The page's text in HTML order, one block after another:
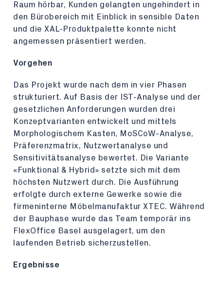
Raum hörbar, Kunden gelangten ungehindert in
den Bürobereich mit Einblick in sensible Daten
und die XAL-Produktpalette konnte nicht
angemessen präsentiert werden.
Vorgehen
Das Projekt wurde nach dem in vier Phasen
strukturiert. Auf Basis der IST-Analyse und der
gesetzlichen Anforderungen wurden drei
Konzeptvarianten entwickelt und mittels
Morphologischem Kasten, MoSCoW-Analyse,
Präferenzmatrix, Nutzwertanalyse und
Sensitivitätsanalyse bewertet. Die Variante
«Funktional & Hybrid» setzte sich mit dem
höchsten Nutzwert durch. Die Ausführung
erfolgte durch externe Gewerke sowie die
firmeninterne Möbelmanufaktur XTEC. Während
der Bauphase wurde das Team temporär ins
FlexOffice Basel ausgelagert, um den
laufenden Betrieb sicherzustellen.
Ergebnisse